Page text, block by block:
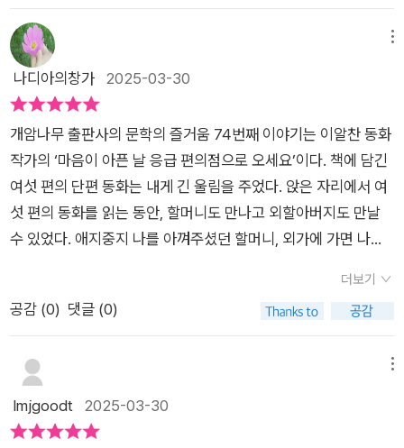
그리고 다음날 신을 아빠 구두를 꺼내놓는데.. 구두가 반짝반짝합
니다...그리고 알게된 사실은 진작부터 아빠의 실직을 알고 있었
지만, 모른체 하면서 그 누구보다 아빠의 취직을 바라며 구두를
닦았던 사람이 할머니였다는 것입니다. ​아빠의 실직에 서로 원망
어설 수 있다고 믿어주면서 기다려줬다는 게 정말 뭉클했어요. <
악당별 기억 탐사선> 과 < 응급편의점>이야기도 참 슬프고 찡
한 감동적인 이야기였는데요.​<악당별 기억 탐사선>에서는 아빠
의 장례식장에서 처음 만났던 배다른 동생과의 이야기를 그려냈
고, <응급편의점>에서는 돌아가신 엄마를 그리워하던 연우가
그토록 꿈에 그리던 엄마를 안경너머 세상에서 만나는 이야기도
참 감동적이었어요. 특히 연우가 다시 만난 엄마를 위해 밥 한 그
기를 슬프지만 담담하게 때로는 유쾌하게 풀어낸 6편의 이야기
가 하나같이 몰입감있고 가족의 존재를 다시한번 되새기게 해주
었어요. 가족끼리는 함께 공간을 나누며 생활하지만, 때때로는 너
무 편하게 생각해 상처를 주기도 하고 얼굴 볼 시간이 없을 정도
슴 따뜻한 여섯편의 이야기​​​​때로는 아빠를 이해해보려고 노력했
다......어른이 되면 아빠만의 사정을 이해할 수 있기를 마음 한 구
석에 바랐다.<악당별 기억탐사선 중>​​ 실직한 아빠의 마음을 지
켜주려했던 엄마와 동민이 아빠의 장례식에서 처음 본 형제 진우
와 서윤이미유엄마와 같은 아픔을 가진 길고양이 치타엄마가 그
리운 연우지친 엄마에게 사랑으로 충전해주는 가족들그리고 전
쟁 트라우마로 매일 술을 마시는 할아버지를 위해 나선 손녀​​가족
이란 의미를 다시한번 생각 할 수 있는가슴 따뜻한 이야기이다가
까이 있어서 몰랐던 가족의 소중함'지나고 나서야 생각나는 미안
랑하기에 내 편이라는걸 알기에 무심코 던진 상처는 없는지 한번
생각해봐도 좋을 것 같다.​가족이라 이해하지만가족이라서 더 많
이 아플테니까..하지만굳이 이해하려고 할 필요가 있을까?가족
인데..그냥 그 자체를 받아들이면 되지않을까?아주 짧은 글모음
거리지 않으면 좋겠네어째 엄마보다 더 많이 화를 내는것 같은 사
에게 꼭꼭 숨겨야하는 동민이의 에피소드인데요. 이 이야기는
백수가 된 아빠를 숨기기 위해 고군분투하는 동민이와 할머니를
피해 계속 숨어 다니는 아빠의 모습을 코믹하면서도 안타깝게 그
빠의 실직한 사실을 눈치 챈 할머니가 모른척 해 주는데요. 온
가족이 아빠의 체면과 마음을 지켜주려고 노력하는 모습에서 가
족에 대한 사랑을 느낄 수 있었어요.두번째 작품 <악당별 기억
탐사선>도 기억에 오래 남는 이야기였어요. 이혼과 재혼 가정이
늘면서 가족의 정의가 모호해짐에 따라 과연 가족은 어디까지인
서윤이를 돌아가신 아빠의 장례식장에서 처음으로 만나게 된 진
아빠의 사랑을 떠올리는 장면에서 '악당별 기억 탐사선'이라는 판
타지적 소재를 끌어와 몽환적으로 서술하고 있어서 아빠를 그리
워하는 진우의 마음이 그대로 느껴졌습니다.여섯 단편 중에서 저
는 길고양이 치타의 시점으로 서술되는 <딱 하루만, 집고양이>
나디아의창가 2025-03-30
개암나무 출판사의 문학의 즐거움 74번째 이야기는 이알찬 동화
작가의 ‘마음이 아픈 날 응급 편의점으로 오세요’이다. 책에 담긴
여섯 편의 단편 동화는 내게 긴 울림을 주었다. 앉은 자리에서 여
섯 편의 동화를 읽는 동안, 할머니도 만나고 외할아버지도 만날
수 있었다. 애지중지 나를 아껴주셨던 할머니, 외가에 가면 나를
간들이 꿈결처럼 떠올라, 책을 읽고 나서도 마음이 오래 따듯한
숨을 쉬었다. 그리고 우리 아이들은 이 책을 읽고 어떤 마음일까,
짐은 생각만해도 눈물이 난다. 언젠가는 헤어질 우리이기에 누군
다. 이별보다는 행복했던 순간을 더 오래 떠올리는 것이 좋지 않
더보기
공감 (0) 댓글 (0)
lmjgoodt 2025-03-30